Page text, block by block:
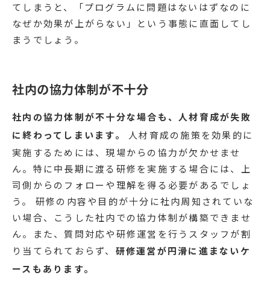
てしまうと、「プログラムに問題はないはずなのに
なぜか効果が上がらない」という事態に直面してし
まうでしょう。
社内の協力体制が不十分
社内の協力体制が不十分な場合も、人材育成が失敗
に終わってしまいます。
人材育成の施策を効果的に
実施するためには、現場からの協力が欠かせませ
ん。特に中長期に渡る研修を実施する場合には、上
司側からのフォローや理解を得る必要があるでしょ
う。 研修の内容や目的が十分に社内周知されていな
い場合、こうした社内での協力体制が構築できませ
ん。また、質問対応や研修運営を行うスタッフが割
り当てられておらず、 研修運営が円滑に進まないケ
ースもあります。